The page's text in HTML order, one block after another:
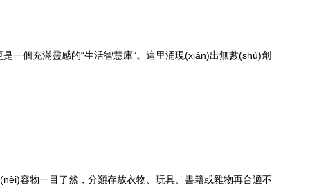
一個充滿靈感的“生活智慧庫”。這里涌現(xiàn)出無數(shù)創
容物一目了然，分類存放衣物、玩具、書籍或雜物再合適不